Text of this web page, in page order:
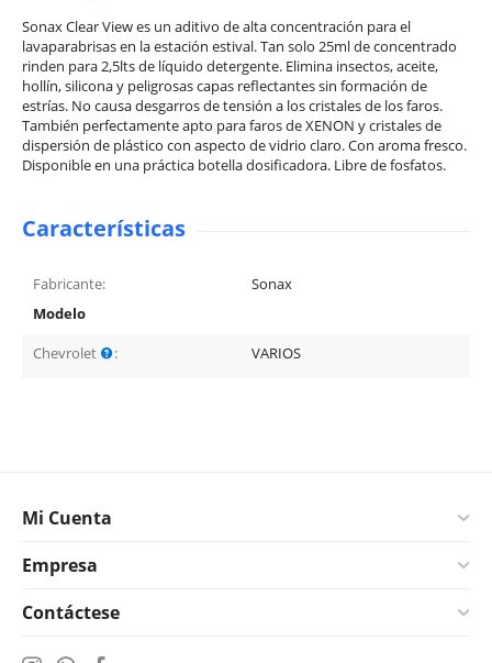
Sonax Clear View es un aditivo de alta concentración para el
lavaparabrisas en la estación estival. Tan solo 25ml de concentrado
rinden para 2,5lts de líquido detergente. Elimina insectos, aceite,
hollín, silicona y peligrosas capas reflectantes sin formación de
estrías. No causa desgarros de tensión a los cristales de los faros.
También perfectamente apto para faros de XENON y cristales de
dispersión de plástico con aspecto de vidrio claro. Con aroma fresco.
Disponible en una práctica botella dosificadora. Libre de fosfatos.
Características
Fabricante:
Sonax
Modelo
Chevrolet
: VARIOS
Mi Cuenta
Empresa
Contáctese